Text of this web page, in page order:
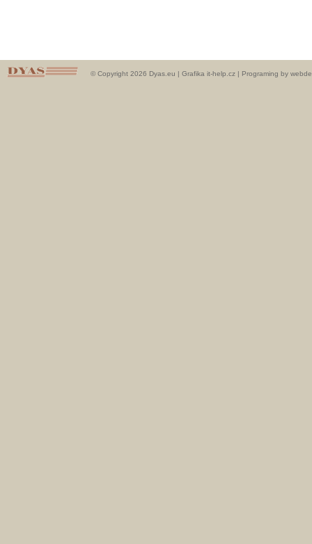
© Copyright 2026 Dyas.eu | Grafika it-help.cz | Programing by